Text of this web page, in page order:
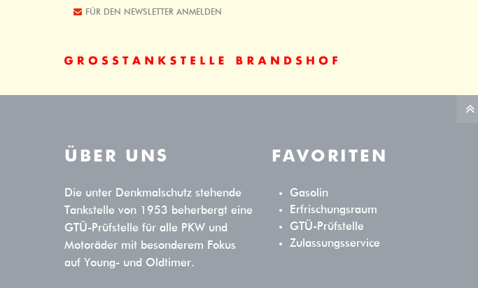
leider nicht.
leider nicht.
FÜR DEN NEWSLETTER ANMELDEN
ÜBER UNS
Die unter Denkmalschutz stehende
Tankstelle von 1953 beherbergt eine
GTÜ-Prüfstelle für alle PKW und
Motoräder mit besonderem Fokus
auf Young- und Oldtimer.
FAVORITEN
Gasolin
Erfrischungsraum
GTÜ-Prüfstelle
Zulassungsservice